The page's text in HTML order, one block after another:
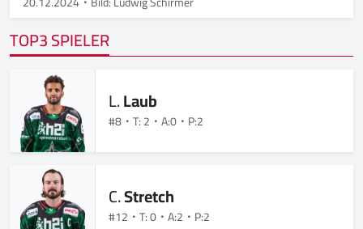
TOP3 SPIELER
L.Laub
#8 T: 2 A:0 P:2
C.Stretch
#12 T: 0 A:2 P:2